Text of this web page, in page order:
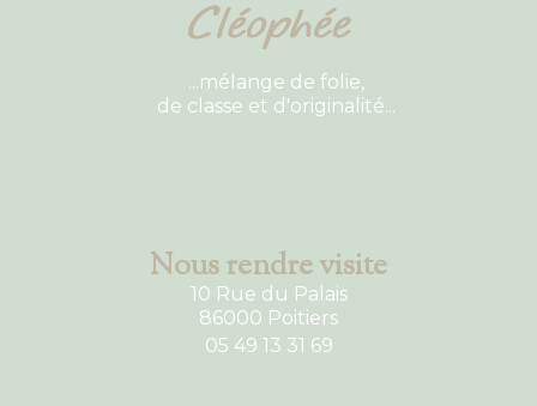
...mélange de folie,
de classe et d'originalité...
Nous rendre visite
10 Rue du Palais
86000 Poitiers
05 49 13 31 69